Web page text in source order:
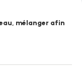
mélanger afin